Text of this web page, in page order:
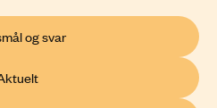
og svar